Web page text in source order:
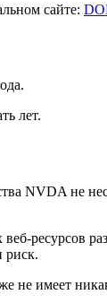
сайте:
лет.
NVDA не
веб-
риск.
имеет